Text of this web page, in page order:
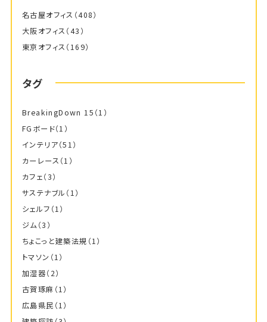
名古屋オフィス （408）
大阪オフィス （43）
東京オフィス （169）
タグ
BreakingDown 15 （1）
FGボード（1）
インテリア（51）
カーレース （1）
カフェ（3）
サステナブル （1）
シェルフ （1）
ジム（3）
ちょこっと建築法規 （1）
トマソン （1）
加湿器（2）
古賀琢麻 （1）
広島県民 （1）